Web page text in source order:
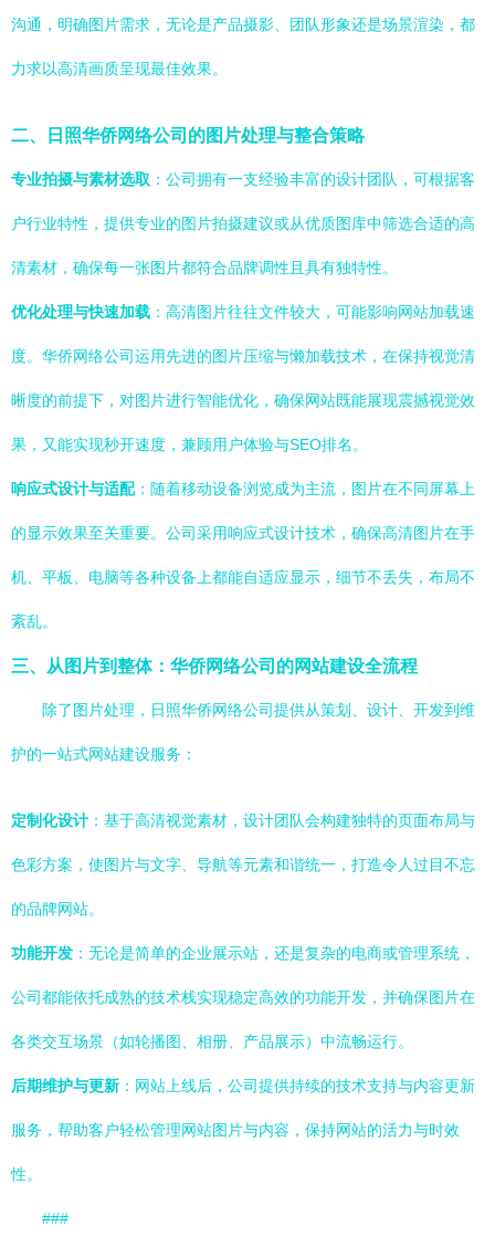
沟通，明确图片需求，无论是产品摄影、团队形象还是场景渲染，都
力求以高清画质呈现最佳效果。
二、日照华侨网络公司的图片处理与整合策略
专业拍摄与素材选取 ：公司拥有一支经验丰富的设计团队，可根据客
户行业特性，提供专业的图片拍摄建议或从优质图库中筛选合适的高
清素材，确保每一张图片都符合品牌调性且具有独特性。
优化处理与快速加载 ：高清图片往往文件较大，可能影响网站加载速
度。华侨网络公司运用先进的图片压缩与懒加载技术，在保持视觉清
晰度的前提下，对图片进行智能优化，确保网站既能展现震撼视觉效
果，又能实现秒开速度，兼顾用户体验与SEO排名。
响应式设计与适配：随着移动设备浏览成为主流，图片在不同屏幕上
的显示效果至关重要。公司采用响应式设计技术，确保高清图片在手
机、平板、电脑等各种设备上都能自适应显示，细节不丢失，布局不
紊乱。
三、从图片到整体：华侨网络公司的网站建设全流程
除了图片处理，日照华侨网络公司提供从策划、设计、开发到维
护的一站式网站建设服务：
定制化设计 ：基于高清视觉素材，设计团队会构建独特的页面布局与
色彩方案，使图片与文字、导航等元素和谐统一，打造令人过目不忘
的品牌网站。
功能开发 ：无论是简单的企业展示站，还是复杂的电商或管理系统，
公司都能依托成熟的技术栈实现稳定高效的功能开发，并确保图片在
各类交互场景（如轮播图、相册、产品展示）中流畅运行。
后期维护与更新 ：网站上线后，公司提供持续的技术支持与内容更新
服务，帮助客户轻松管理网站图片与内容，保持网站的活力与时效
性。
###